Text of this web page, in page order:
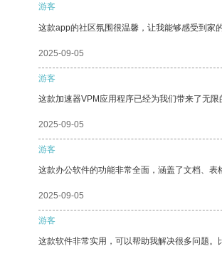
游客
这款app的社区氛围很温馨，让我能够感受到家的
2025-09-05
游客
这款加速器VPM应用程序已经为我们带来了无限
2025-09-05
游客
这款办公软件的功能非常全面，涵盖了文档、表
2025-09-05
游客
这款软件非常实用，可以帮助我解决很多问题。